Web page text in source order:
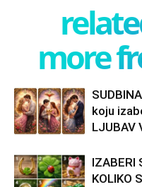
more
koju
LJUBAV
IZABERI
KOLIKO